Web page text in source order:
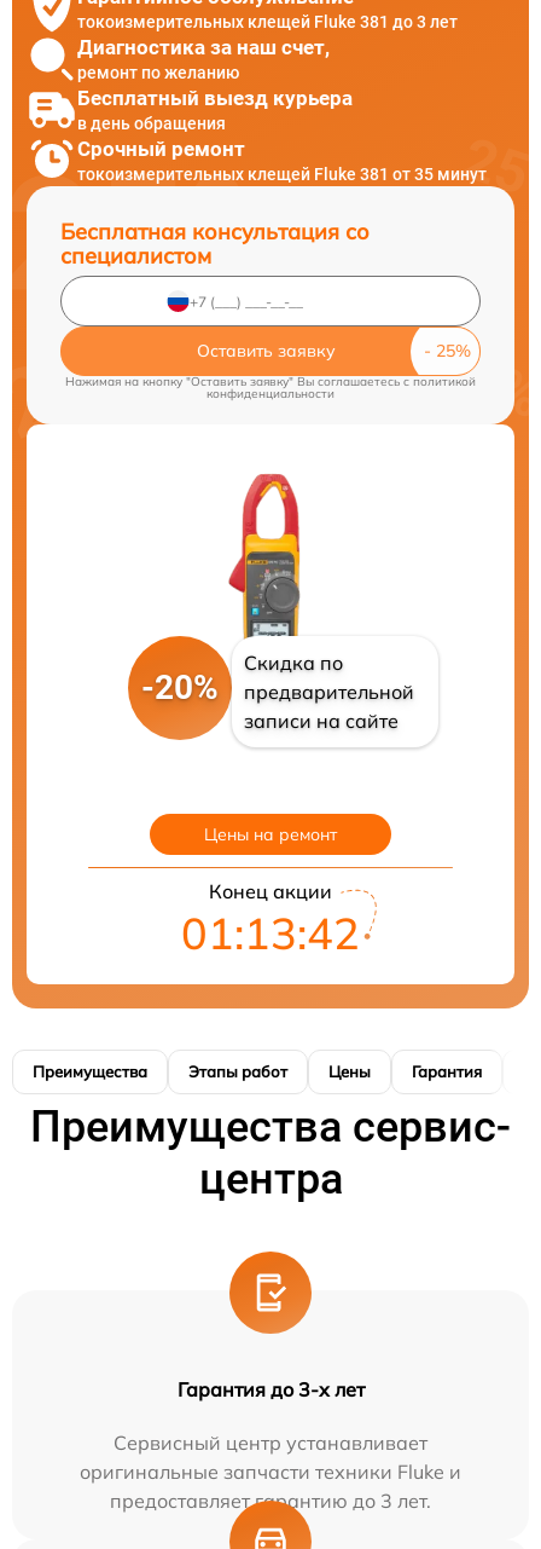
токоизмерительных клещей Fluke 381 до 3 лет
Диагностика за наш счет,
ремонт по желанию
Бесплатный выезд курьера
в день обращения
Срочный ремонт
токоизмерительных клещей Fluke 381 от 35 минут
Бесплатная консультация со
специалистом
Оставить заявку
Нажимая на кнопку "Оставить заявку" Вы соглашаетесь cполитикой
конфиденциальности
-20%
Скидка по
предварительной
записи на сайте
Цены на ремонт
Конец акции
01:13:41
Преимущества Этапы работ Цены Гарантия
Преимущества сервис-
центра
Гарантия до 3-х лет
Сервисный центр устанавливает
оригинальные запчасти техники Fluke и
предоставляет гарантию до 3 лет.